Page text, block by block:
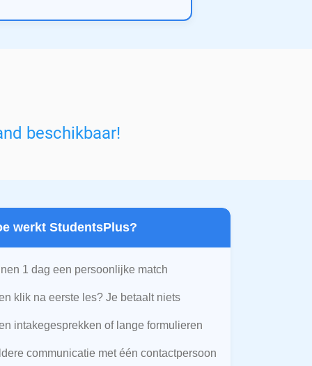
beschikbaar!
werkt StudentsPlus?
1 dag een persoonlijke match
klik na eerste les? Je betaalt niets
intakegesprekken of lange formulieren
communicatie met één contactpersoon